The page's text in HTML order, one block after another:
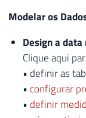
Modelar os
Design a data
Clique aqui
• definir as
• configurar
• definir